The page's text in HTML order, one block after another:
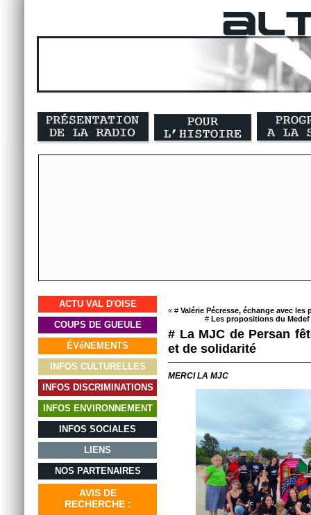
ACTU VAL D'OISE
COUPS DE GUEULE
ÉVéNEMENTS
INFOS CULTURELLES
INFOS DISCRIMINATIONS
INFOS ENVIRONNEMENT
INFOS SOCIALES
LIENS
NOS PARTENAIRES
AVIS DE
RECHERCHE :
« # Valérie Pécresse, échange avec les
# Les propositions du Medef
# La MJC de Persan
et de solidarité
MERCI LA MJC